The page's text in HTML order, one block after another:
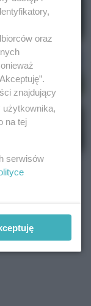
oraz
znajdujący
użytkownika,
na tej
serwisów